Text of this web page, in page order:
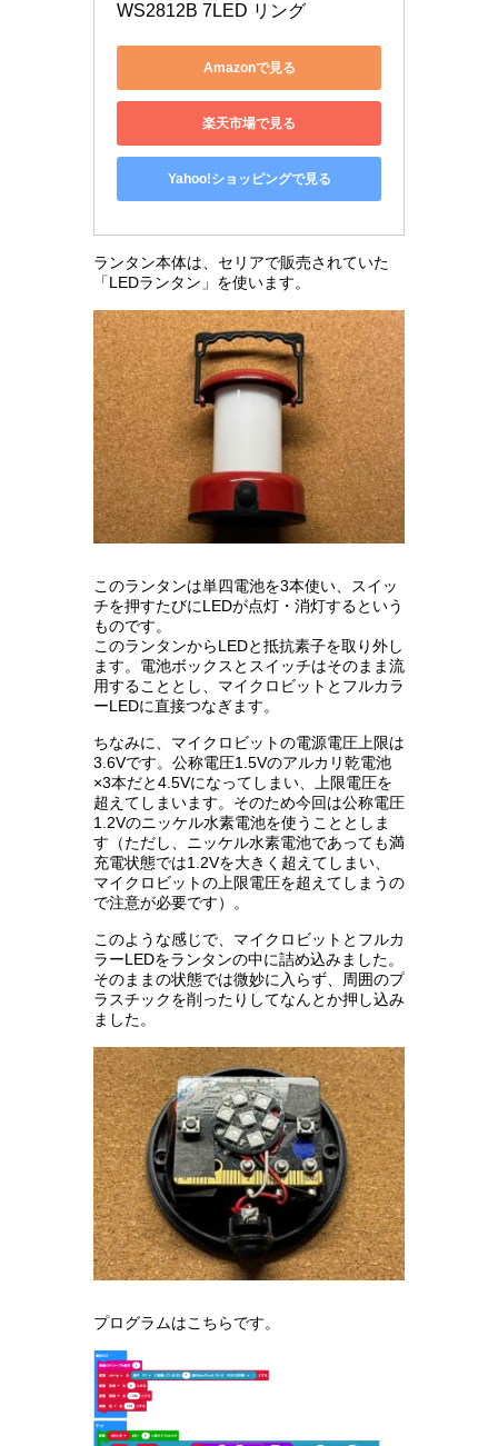
WS2812B 7LED リング
Amazonで見る
楽天市場で見る
Yahoo!ショッピングで見る
ランタン本体は、セリアで販売されていた
「LEDランタン」を使います。
このランタンは単四電池を3本使い、スイッ
チを押すたびにLEDが点灯・消灯するという
ものです。
このランタンからLEDと抵抗素子を取り外し
ます。電池ボックスとスイッチはそのまま流
用することとし、マイクロビットとフルカラ
ーLEDに直接つなぎます。
ちなみに、マイクロビットの電源電圧上限は
3.6Vです。公称電圧1.5Vのアルカリ乾電池
×3本だと4.5Vになってしまい、上限電圧を
超えてしまいます。そのため今回は公称電圧
1.2Vのニッケル水素電池を使うこととしま
す（ただし、ニッケル水素電池であっても満
充電状態では1.2Vを大きく超えてしまい、
マイクロビットの上限電圧を超えてしまうの
で注意が必要です）。
このような感じで、マイクロビットとフルカ
ラーLEDをランタンの中に詰め込みました。
そのままの状態では微妙に入らず、周囲のプ
ラスチックを削ったりしてなんとか押し込み
ました。
プログラムはこちらです。